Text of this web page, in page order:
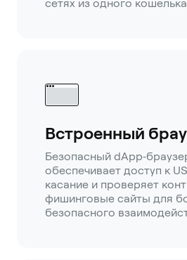
сетях из одного
Встроенный
Безопасный
обеспечивает доступ к
касание и проверяет
фишинговые сайты для
безопасного